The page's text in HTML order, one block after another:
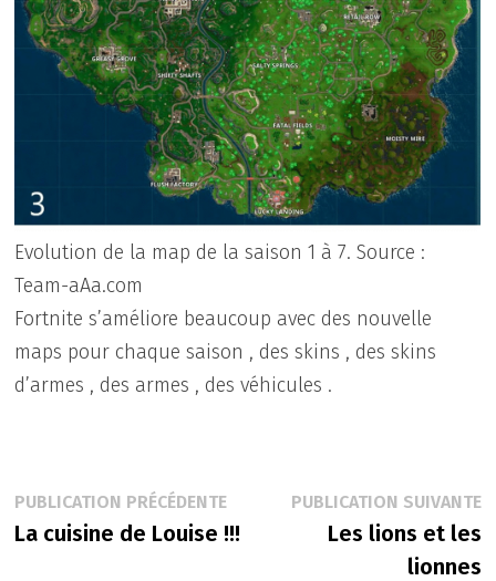
Evolution de la map de la saison 1 à 7. Source :
Team-aAa.com
Fortnite s’améliore beaucoup avec des nouvelle
maps pour chaque saison , des skins , des skins
d’armes , des armes , des véhicules .
Navigation
de
PUBLICATION PRÉCÉDENTEPublication
précédente :
La cuisine de Louise !!!
PUBLICATION SUIVANTE
Les lions et les
lionnes